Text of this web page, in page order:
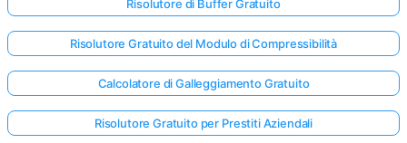
Risolutore di Buffer Gratuito
Risolutore Gratuito del Modulo di Compressibilità
Calcolatore di Galleggiamento Gratuito
Risolutore Gratuito per Prestiti Aziendali